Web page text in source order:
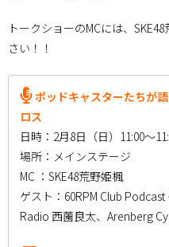
トークショーのMCには、
さい！！
ポッドキャスターたちが
ロス
日時：2月8日（日）11:00～
場所：メインステージ
MC ：SKE48荒野姫楓
ゲスト：60RPM Club
Radio 西薗良太、Arenberg